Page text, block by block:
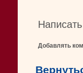
Добавлять